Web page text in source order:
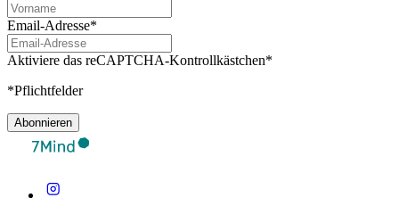
Email-Adresse*
Aktiviere das reCAPTCHA-Kontrollkästchen*
*Pflichtfelder
Abonnieren